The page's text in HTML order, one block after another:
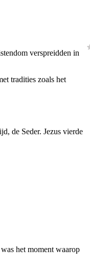
verspreidden in
tradities zoals het
de Seder. Jezus vierde
het moment waarop